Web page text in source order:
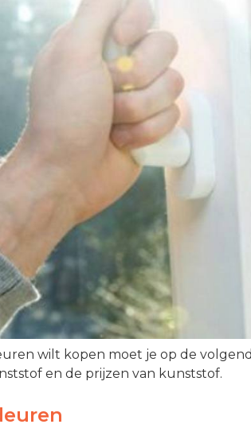
wilt kopen moet je op de
en de prijzen van kunststof.